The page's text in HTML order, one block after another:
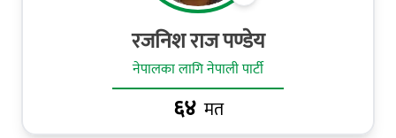
रजनिश राज पण्डेय
नेपालका लागि नेपाली पार्टी
६४ मत